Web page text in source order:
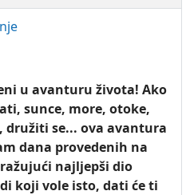
u avanturu života! Ako
sunce, more, otoke,
družiti se... ova avantura
dana provedenih na
najljepši dio
koji vole isto, dati će ti